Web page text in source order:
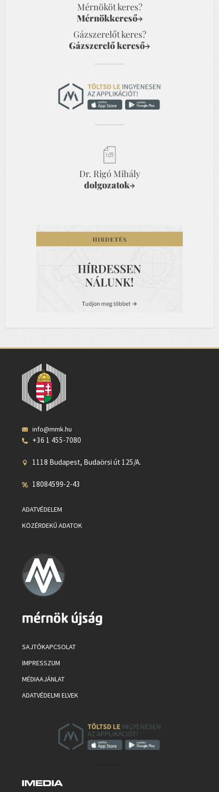
Mérnököt keres?
Mérnökkereső→
Gázszerelőt keres?
Gázszerelő kereső→
Dr. Rigó Mihály
dolgozatok→
info@mmk.hu
+36 1 455-7080
1118 Budapest, Budaörsi út 125/A.
18084599-2-43
ADATVÉDELEM
KÖZÉRDEKŰ ADATOK
SAJTÓKAPCSOLAT
IMPRESSZUM
MÉDIAAJÁNLAT
ADATVÉDELMI ELVEK